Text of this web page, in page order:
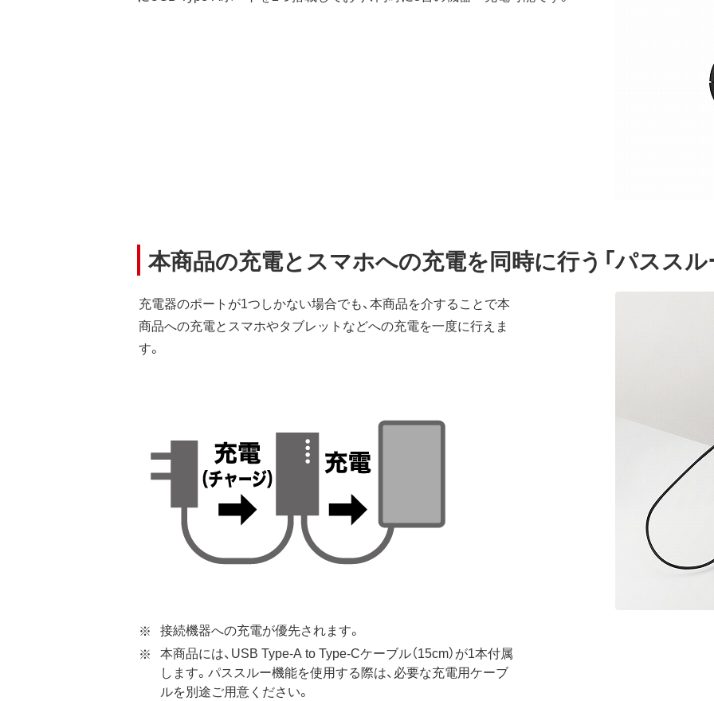
本商品の充電とスマホへの充電を同時に行う「パススル
充電器のポートが1つしかない場合でも、本商品を介することで本
商品への充電とスマホやタブレットなどへの充電を一度に行えま
す。
接続機器への充電が優先されます。
本商品には、USB Type-A to Type-Cケーブル（15cm）が1本付属
します。パススルー機能を使用する際は、必要な充電用ケーブ
ルを別途ご用意ください。